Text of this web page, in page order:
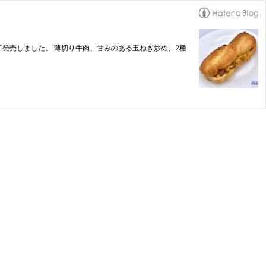
売しました。 薄切り牛肉、甘みのある玉ねぎ炒め、2種